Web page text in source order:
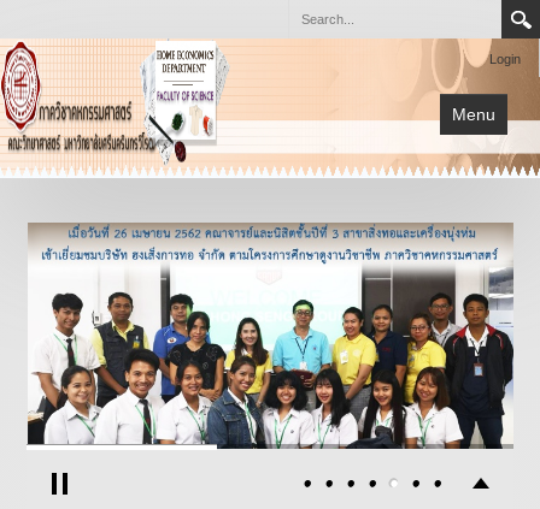
Login
Menu
หน้าแรก
การเรียนการสอน
เกี่ยวกับภาควิชา
โครงการต่างๆ
เอกสาร
กิจกรรม